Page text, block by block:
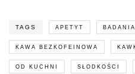
TAGS APETYT BADANIA
KAWA BEZKOFEINOWA
OD KUCHNI SŁODKOŚCI